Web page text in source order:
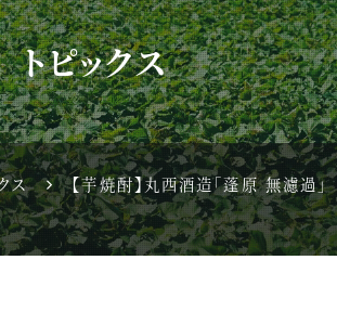
トピックス
ス
【芋焼酎】丸西酒造「蓬原 無濾過」